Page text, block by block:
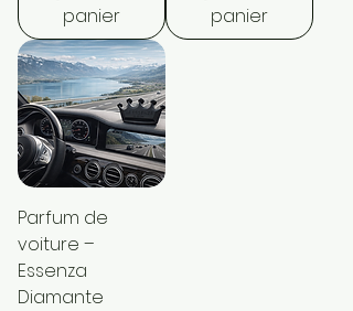
panier
panier
Parfum de
voiture –
Essenza
Diamante